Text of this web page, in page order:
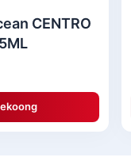
CENTRO